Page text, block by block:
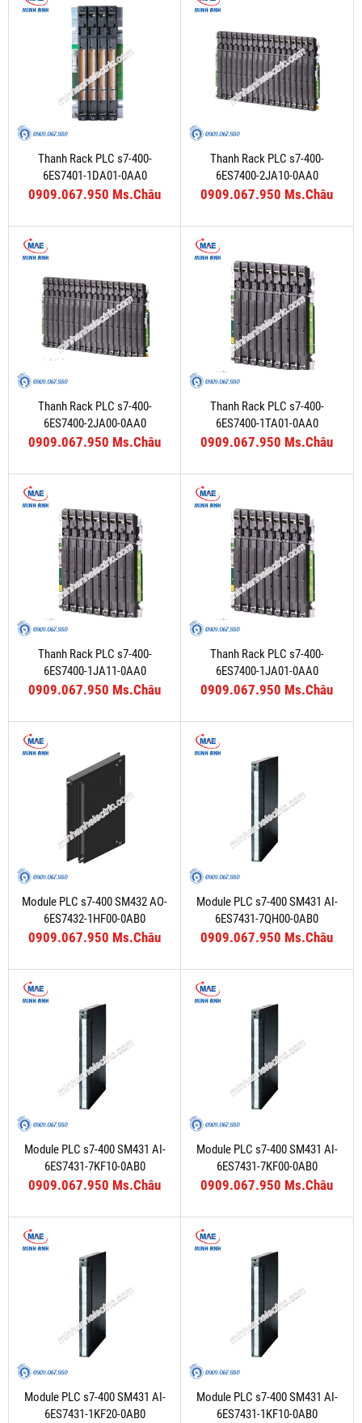
Thanh Rack PLC s7-400-
6ES7401-1DA01-0AA0
0909.067.950 Ms.Châu
Thanh Rack PLC s7-400-
6ES7400-2JA10-0AA0
0909.067.950 Ms.Châu
Thanh Rack PLC s7-400-
6ES7400-2JA00-0AA0
0909.067.950 Ms.Châu
Thanh Rack PLC s7-400-
6ES7400-1TA01-0AA0
0909.067.950 Ms.Châu
Thanh Rack PLC s7-400-
6ES7400-1JA11-0AA0
0909.067.950 Ms.Châu
Thanh Rack PLC s7-400-
6ES7400-1JA01-0AA0
0909.067.950 Ms.Châu
Module PLC s7-400 SM432 AO-
6ES7432-1HF00-0AB0
0909.067.950 Ms.Châu
Module PLC s7-400 SM431 AI-
6ES7431-7QH00-0AB0
0909.067.950 Ms.Châu
Module PLC s7-400 SM431 AI-
6ES7431-7KF10-0AB0
0909.067.950 Ms.Châu
Module PLC s7-400 SM431 AI-
6ES7431-7KF00-0AB0
0909.067.950 Ms.Châu
Module PLC s7-400 SM431 AI-
6ES7431-1KF20-0AB0
Module PLC s7-400 SM431 AI-
6ES7431-1KF10-0AB0